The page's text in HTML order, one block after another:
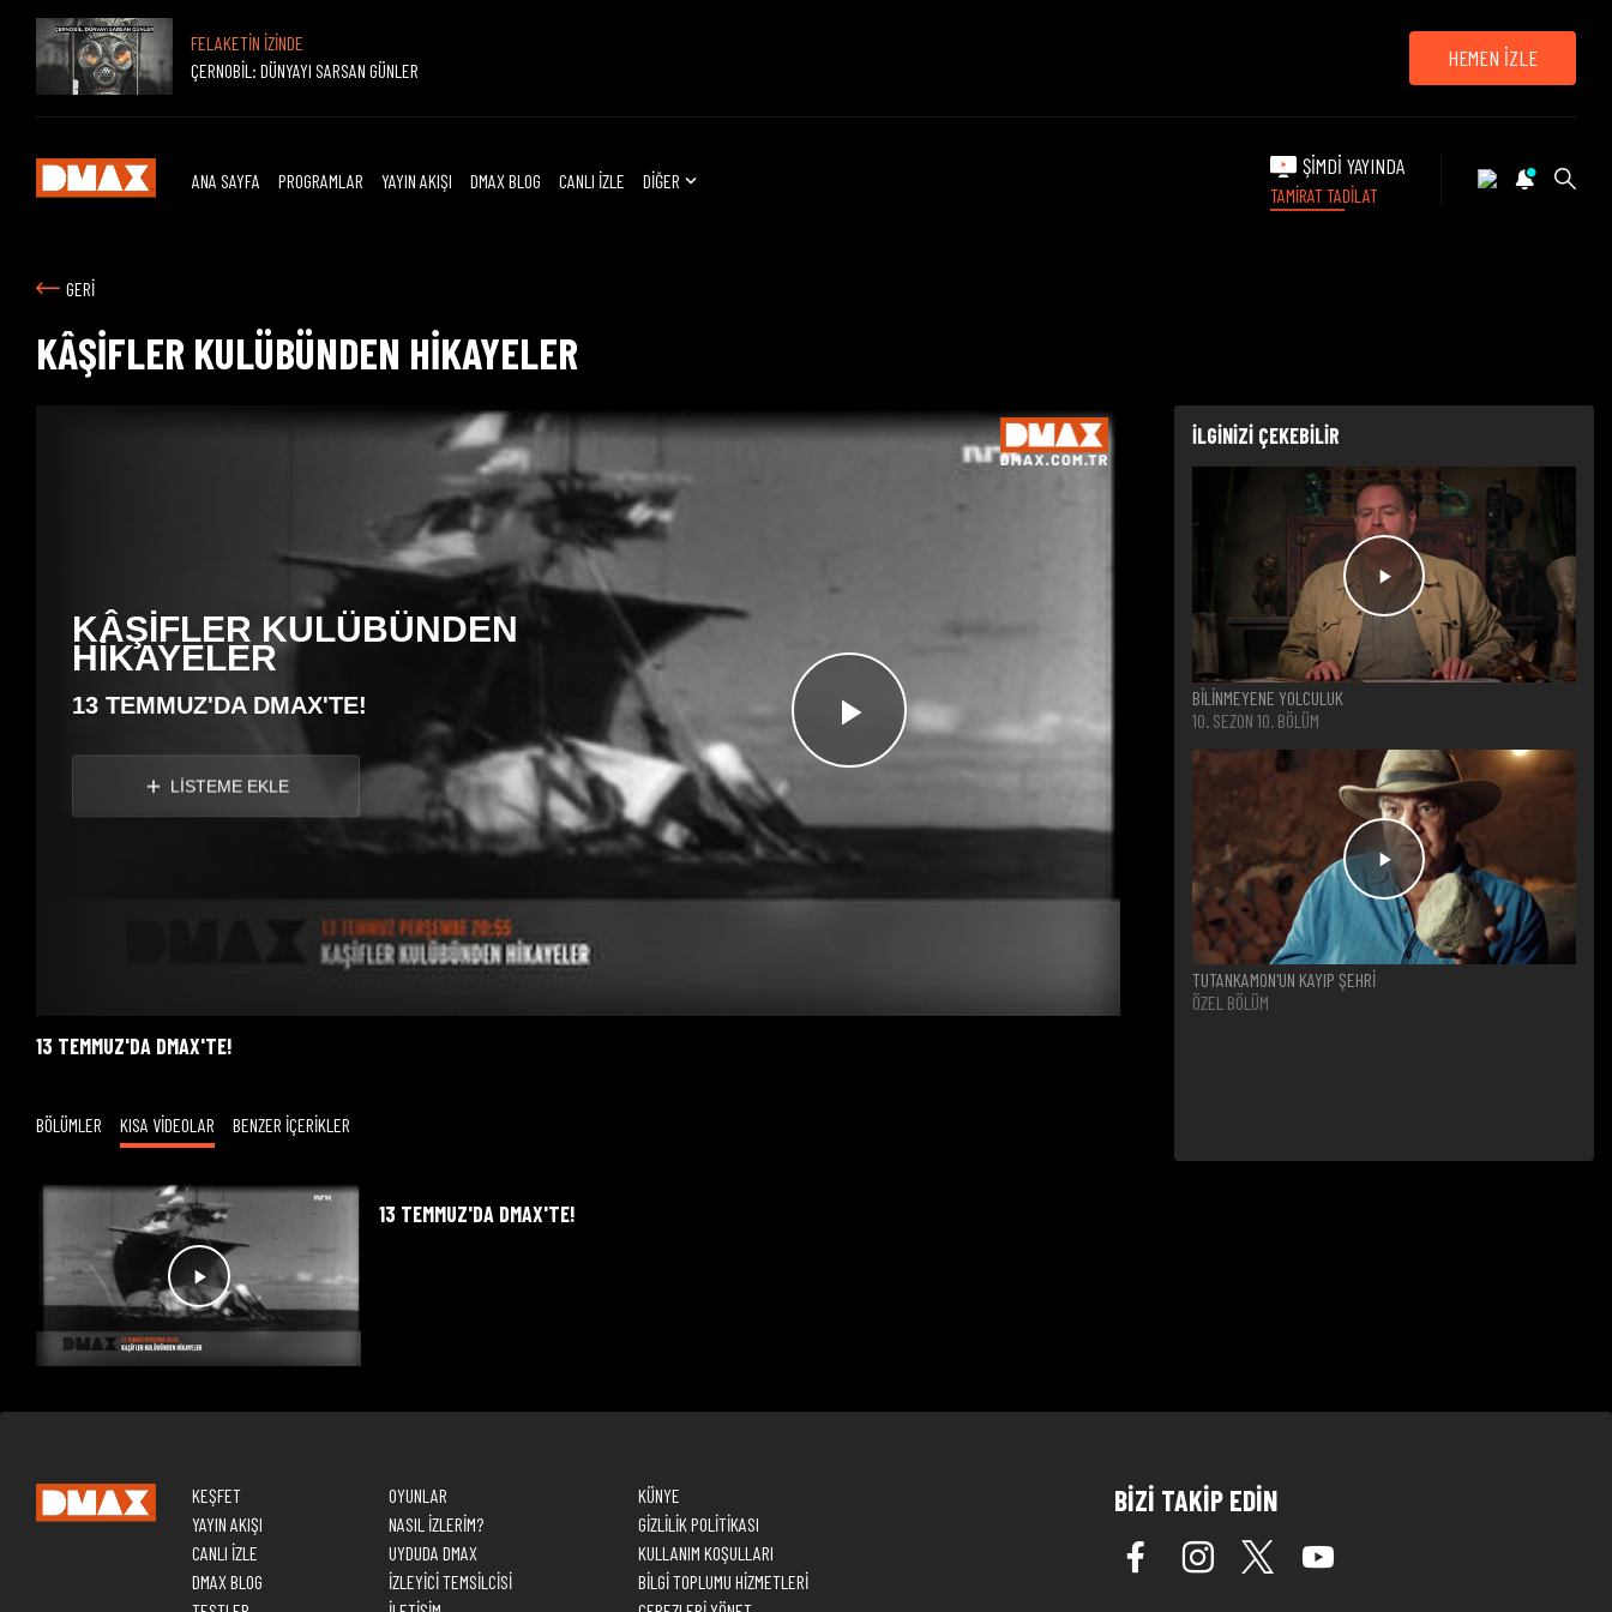
FELAKETİN İZİNDE
ÇERNOBİL: DÜNYAYI SARSAN GÜNLER
HEMEN İZLE
ANA SAYFA PROGRAMLAR YAYIN AKIŞI DMAX BLOG CANLI İZLE DİĞER
ŞİMDİ YAYINDA
TAMİRAT TADİLAT
GERİ
KÂŞİFLER KULÜBÜNDEN HİKAYELER
Videoyu
KÂŞİFLER KULÜBÜNDEN
HİKAYELER
13 TEMMUZ'DA DMAX'TE!
LİSTEME EKLE
13 TEMMUZ'DA DMAX'TE!
BÖLÜMLER KISA VİDEOLAR BENZER İÇERİKLER
13 TEMMUZ'DA DMAX'TE!
İLGİNİZİ ÇEKEBİLİR
BİLİNMEYENE YOLCULUK
10. SEZON 10. BÖLÜM
TUTANKAMON'UN KAYIP ŞEHRİ
ÖZEL BÖLÜM
KEŞFET
YAYIN AKIŞI
CANLI İZLE
DMAX BLOG
OYUNLAR
NASIL İZLERİM?
UYDUDA DMAX
İZLEYİCİ TEMSİLCİSİ
KÜNYE
GİZLİLİK POLİTİKASI
KULLANIM KOŞULLARI
BİLGİ TOPLUMU HİZMETLERİ
BİZİ TAKİP EDİN